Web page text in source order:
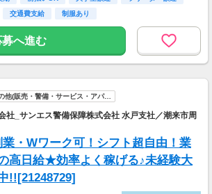
が終わってから給料をもら
♪ ＜研修あり＞ ・資格なし
26250円 ※規定あり ・経
年以内）：研修7H ※規定
支給（特別給付金の支給者
導2級以上の資格を所持さ
修免除（現任研修はあり/6
交通費支給 制服あり
募へ進む
他(販売・警備・サービス・アパ…
社_サンエス警備保障株式会社 水戸支社／潮来市周
業・Wワーク可！シフト超自由！業
高日給★効率よく稼げる♪未経験大
!![21248729]